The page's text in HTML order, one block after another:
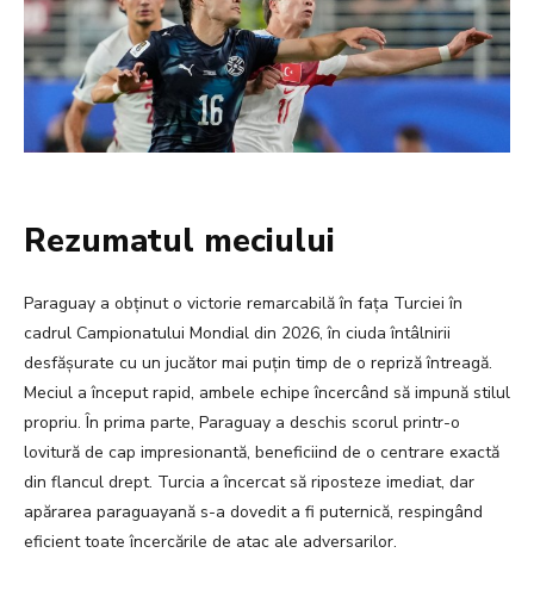
Rezumatul meciului
Paraguay a obținut o victorie remarcabilă în fața Turciei în
cadrul Campionatului Mondial din 2026, în ciuda întâlnirii
desfășurate cu un jucător mai puțin timp de o repriză întreagă.
Meciul a început rapid, ambele echipe încercând să impună stilul
propriu. În prima parte, Paraguay a deschis scorul printr-o
lovitură de cap impresionantă, beneficiind de o centrare exactă
din flancul drept. Turcia a încercat să riposteze imediat, dar
apărarea paraguayană s-a dovedit a fi puternică, respingând
eficient toate încercările de atac ale adversarilor.